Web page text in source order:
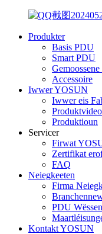
Produkter
Basis PDU
Smart PDU
Accessoire
Iwwer YOSUN
Iwwer eis
Produktvideo
Produktioun
Servicer
Firwat
Zertifikat
FAQ
Neiegkeeten
Firma
PDU Wëssen
Kontakt YOSUN